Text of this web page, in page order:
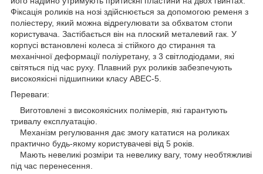
Фіксація роликів на нозі здійснюється за допомогою ременя з
поліестеру, який можна відрегулювати за обхватом стопи
користувача. Застібається він на плоский металевий гак. У
корпусі встановлені колеса зі стійкого до стирання та
механічної деформації поліуретану, з 3 світлодіодами, які
світяться під час руху. Плавний рух роликів забезпечують
високоякісні підшипники класу ABEC-5.
Переваги:
Виготовлені з високоякісних полімерів, які гарантують
тривалу експлуатацію.
Механізм регулювання дає змогу кататися на роликах
практично будь-якому користувачеві від 5 років.
Мають невеликі розміри та невелику вагу, тому необтяжливі
під час перенесення.